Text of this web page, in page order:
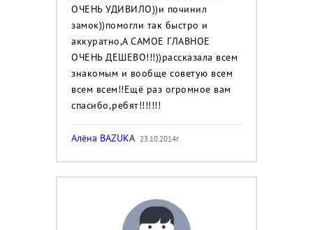
ОЧЕНЬ УДИВИЛО))и починил
замок))помогли так быстро и
аккуратно,А САМОЕ ГЛАВНОЕ
ОЧЕНЬ ДЕШЕВО!!!))рассказала всем
знакомым и вообще советую всем
всем всем!!Ещё раз огромное вам
спасибо,ребят!!!!!!!
Алёна BAZUKA 23.10.2014г.